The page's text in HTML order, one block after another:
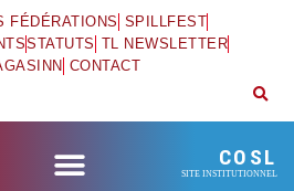
FÉDÉRATIONS SPILLFEST
STATUTS TL NEWSLETTER
CONTACT
COSL
SITE INSTITUTIONNEL